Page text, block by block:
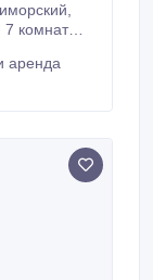
комнат
аренда